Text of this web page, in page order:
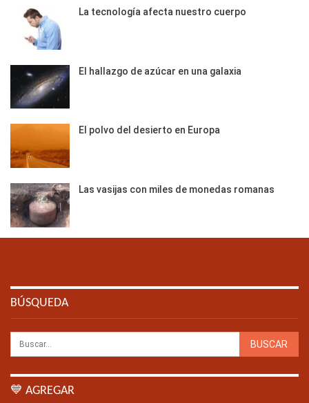
La tecnología afecta nuestro cuerpo
El hallazgo de azúcar en una galaxia
El polvo del desierto en Europa
Las vasijas con miles de monedas romanas
BÚSQUEDA
💙 AGREGAR